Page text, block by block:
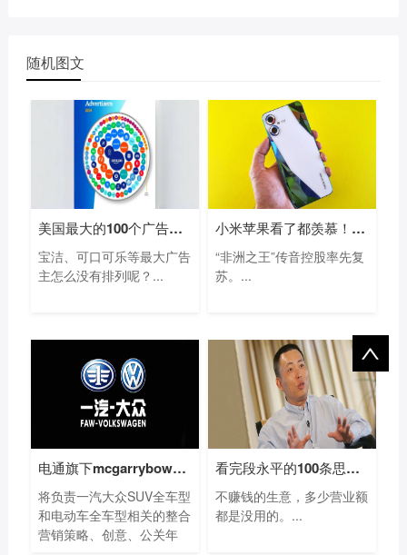
随机图文
美国最大的100个广告主名单：亚马逊等电
宝洁、可口可乐等最大广告
主怎么没有排列呢？...
小米苹果看了都羡慕！“非洲手机之王”
“非洲之王”传音控股率先复
苏。...
电通旗下mcgarrybowen赢得一汽大众SUV及电动
将负责一汽大众SUV全车型
和电动车全车型相关的整合
营销策略、创意、公关年
看完段永平的100条思考，我终于悟出他为
不赚钱的生意，多少营业额
都是没用的。...